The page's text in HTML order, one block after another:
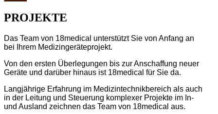
PROJEKTE
Das Team von 18medical unterstützt Sie von Anfang an
bei Ihrem Medizingeräteprojekt.
Von den ersten Überlegungen bis zur Anschaffung neuer
Geräte und darüber hinaus ist 18medical für Sie da.
Langjährige Erfahrung im Medizintechnikbereich als auch
in der Leitung und Steuerung komplexer Projekte im In-
und Ausland zeichnen das Team von 18medical aus.